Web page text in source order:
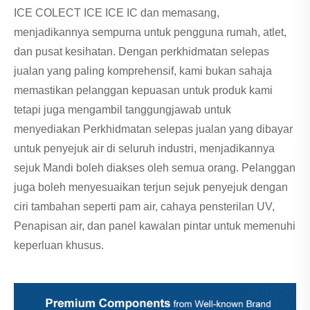
ICE COLECT ICE ICE IC dan memasang,
menjadikannya sempurna untuk pengguna rumah, atlet,
dan pusat kesihatan. Dengan perkhidmatan selepas
jualan yang paling komprehensif, kami bukan sahaja
memastikan pelanggan kepuasan untuk produk kami
tetapi juga mengambil tanggungjawab untuk
menyediakan Perkhidmatan selepas jualan yang dibayar
untuk penyejuk air di seluruh industri, menjadikannya
sejuk Mandi boleh diakses oleh semua orang. Pelanggan
juga boleh menyesuaikan terjun sejuk penyejuk dengan
ciri tambahan seperti pam air, cahaya pensterilan UV,
Penapisan air, dan panel kawalan pintar untuk memenuhi
keperluan khusus.